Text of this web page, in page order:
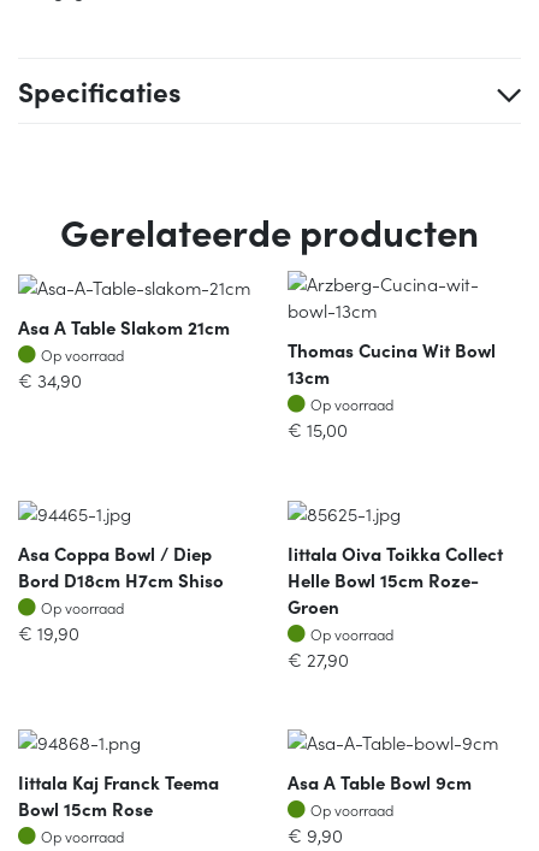
Specificaties
Gerelateerde producten
Asa A Table Slakom 21cm
Op voorraad
Op voorraad
€ 34,90
Thomas Cucina Wit Bowl
13cm
Op voorraad
Op voorraad
€ 15,00
Asa Coppa Bowl / Diep
Bord D18cm H7cm Shiso
Op voorraad
Op voorraad
€ 19,90
Iittala Oiva Toikka Collect
Helle Bowl 15cm Roze-
Groen
Op voorraad
Op voorraad
€ 27,90
Iittala Kaj Franck Teema
Bowl 15cm Rose
Op voorraad
Op voorraad
Asa A Table Bowl 9cm
Op voorraad
Op voorraad
€ 9,90